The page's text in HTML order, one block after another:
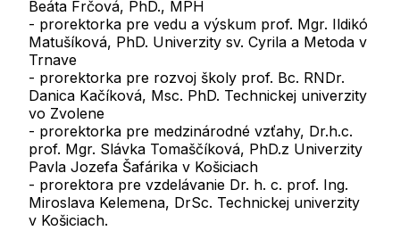
Beáta Frčová, PhD., MPH
- prorektorka pre vedu a výskum prof. Mgr. Ildikó
Matušíková, PhD. Univerzity sv. Cyrila a Metoda v
Trnave
- prorektorka pre rozvoj školy prof. Bc. RNDr.
Danica Kačíková, Msc. PhD. Technickej univerzity
vo Zvolene
- prorektorka pre medzinárodné vzťahy, Dr.h.c.
prof. Mgr. Slávka Tomaščíková, PhD.z Univerzity
Pavla Jozefa Šafárika v Košiciach
- prorektora pre vzdelávanie Dr. h. c. prof. Ing.
Miroslava Kelemena, DrSc. Technickej univerzity
v Košiciach.